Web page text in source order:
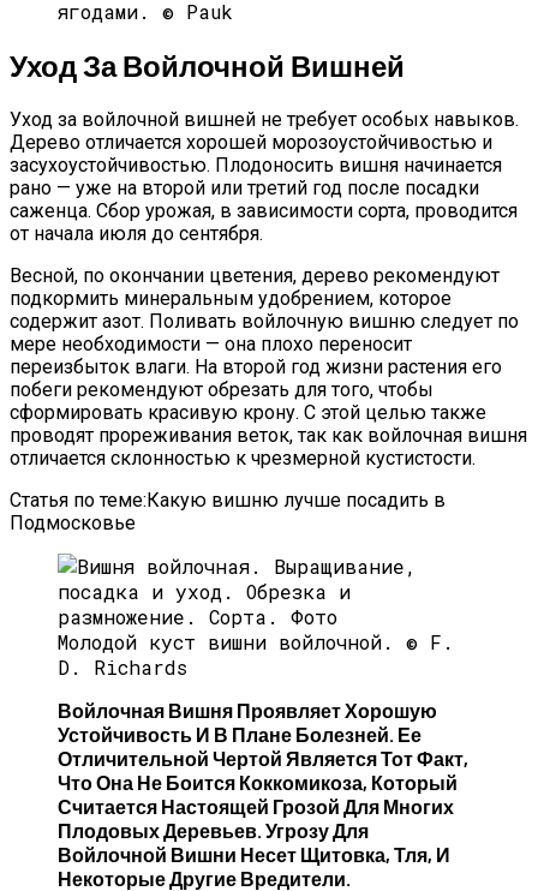
ягодами. © Pauk
Уход За Войлочной Вишней
Уход за войлочной вишней не требует особых навыков.
Дерево отличается хорошей морозоустойчивостью и
засухоустойчивостью. Плодоносить вишня начинается
рано — уже на второй или третий год после посадки
саженца. Сбор урожая, в зависимости сорта, проводится
от начала июля до сентября.
Весной, по окончании цветения, дерево рекомендуют
подкормить минеральным удобрением, которое
содержит азот. Поливать войлочную вишню следует по
мере необходимости — она плохо переносит
переизбыток влаги. На второй год жизни растения его
побеги рекомендуют обрезать для того, чтобы
сформировать красивую крону. С этой целью также
проводят прореживания веток, так как войлочная вишня
отличается склонностью к чрезмерной кустистости.
Статья по теме:Какую вишню лучше посадить в
Подмосковье
Молодой куст вишни войлочной. © F.
D. Richards
Войлочная Вишня Проявляет Хорошую
Устойчивость И В Плане Болезней. Ее
Отличительной Чертой Является Тот Факт,
Что Она Не Боится Коккомикоза, Который
Считается Настоящей Грозой Для Многих
Плодовых Деревьев. Угрозу Для
Войлочной Вишни Несет Щитовка, Тля, И
Некоторые Другие Вредители.